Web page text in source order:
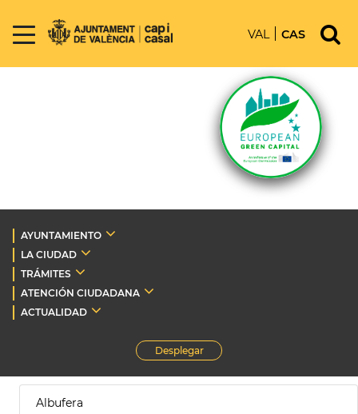
VAL CAS
AYUNTAMIENTO
LA CIUDAD
TRÁMITES
ATENCIÓN CIUDADANA
ACTUALIDAD
Desplegar
Albufera